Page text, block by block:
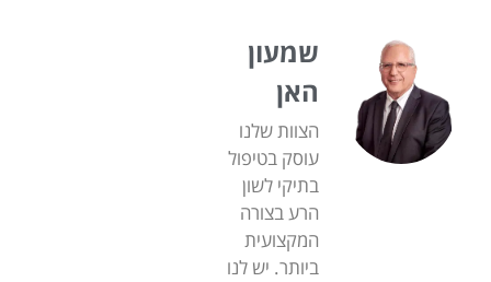
שמעון
האן
הצוות שלנו
עוסק בטיפול
בתיקי לשון
הרע בצורה
המקצועית
ביותר. יש לנו